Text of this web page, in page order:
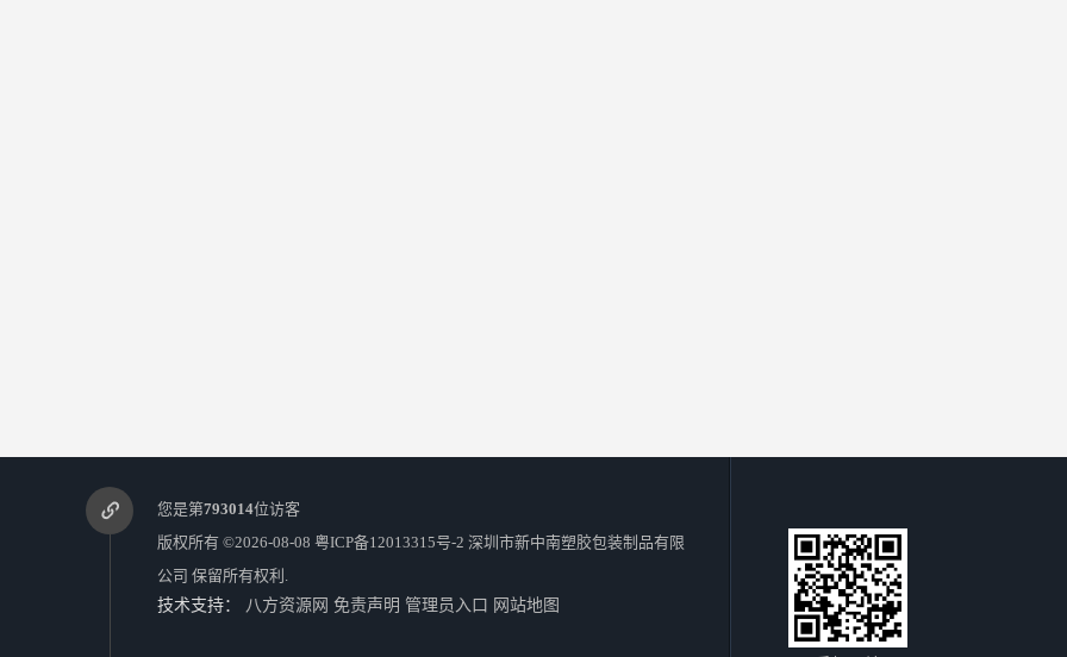
您是第793014位访客
版权所有 ©2026-08-08 粤ICP备12013315号-2 深圳市新中南塑胶包装制品有限
公司 保留所有权利.
技术支持： 八方资源网 免责声明 管理员入口 网站地图